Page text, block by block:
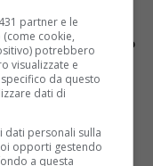
una raccolta che
storia del calcio
che parte
Nazionale ai
del 2022 in
degli Azzurri
partner e le
cookie,
potrebbero
visualizzate e
da questo
dati di
personali sulla
opporti gestendo
a questa